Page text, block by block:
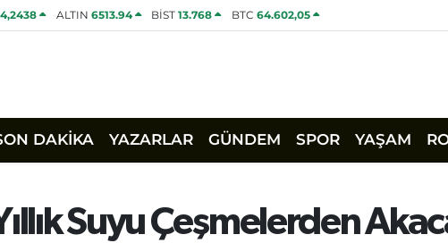
ALTIN 6513.94 BİST13.768 BTC 64.602,05
DAKİKA YAZARLAR GÜNDEM SPOR YAŞAM
Suyu Çeşmelerden